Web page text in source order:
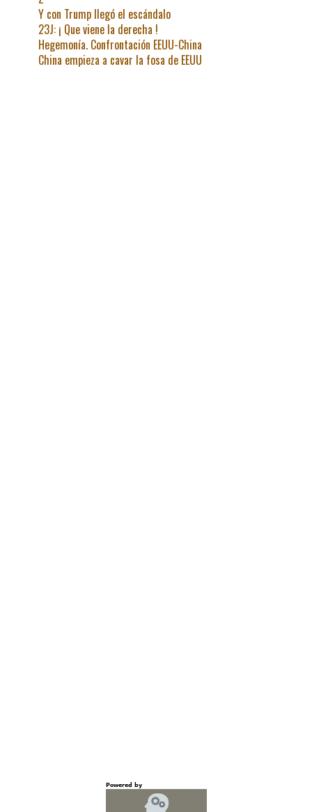
Y con Trump llegó el escándalo
23J: ¡ Que viene la derecha !
Hegemonía. Confrontación EEUU-China
China empieza a cavar la fosa de EEUU